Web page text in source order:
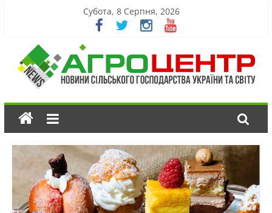
Субота, 8 Серпня, 2026